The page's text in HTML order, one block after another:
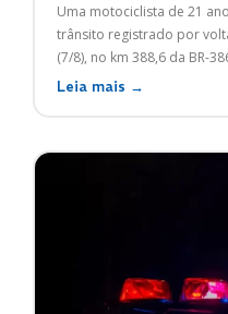
Uma motociclista de 21
trânsito registrado por
(7/8), no km 388,6 da BR-
Leia mais →